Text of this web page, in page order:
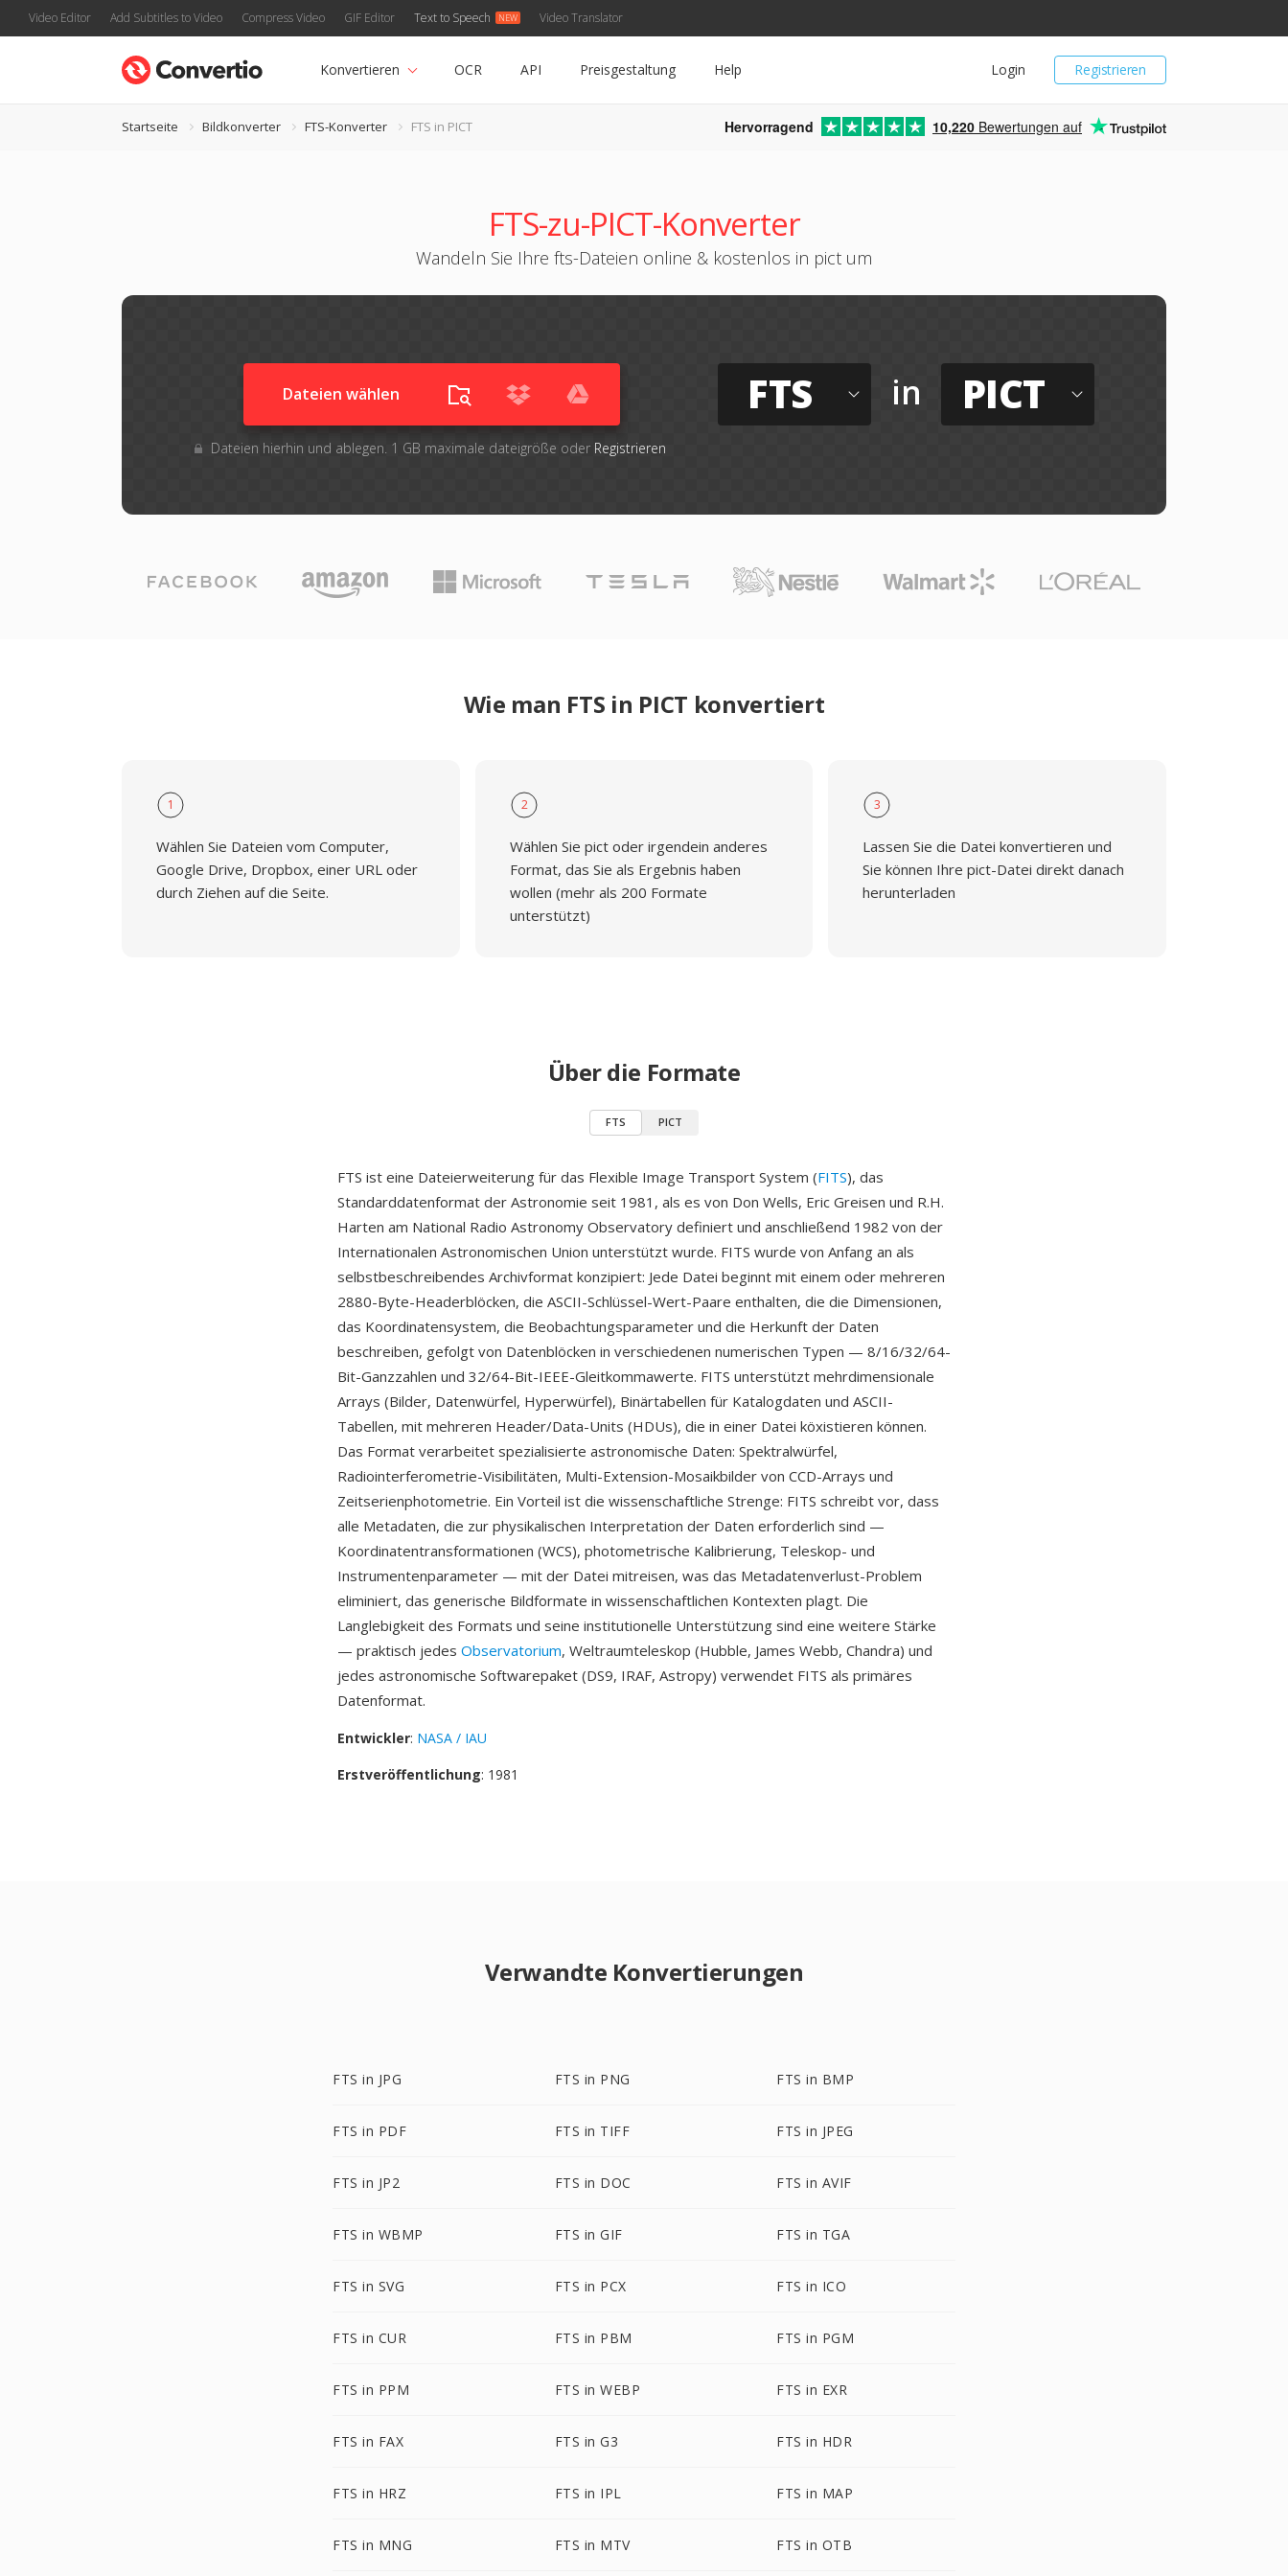
Video Editor Add Subtitles to Video Compress Video GIF Editor Text to Speech Video Translator
Registrieren
Login
Konvertieren OCR API Preisgestaltung Help
Startseite Bildkonverter FTS-Konverter FTS in PICT Hervorragend 10,220 Bewertungen auf
FTS-zu-PICT-Konverter
Wandeln Sie Ihre fts-Dateien online & kostenlos in pict um
Dateien wählen
Dateien hierhin und ablegen. 1 GB maximale dateigröße oder Registrieren
FTS in PICT
Wie man FTS in PICT konvertiert
1
Wählen Sie Dateien vom Computer,
Google Drive, Dropbox, einer URL oder
durch Ziehen auf die Seite.
2
Wählen Sie pict oder irgendein anderes
Format, das Sie als Ergebnis haben
wollen (mehr als 200 Formate
unterstützt)
3
Lassen Sie die Datei konvertieren und
Sie können Ihre pict-Datei direkt danach
herunterladen
Über die Formate
FTS PICT
FTS ist eine Dateierweiterung für das Flexible Image Transport System (FITS), das
Standarddatenformat der Astronomie seit 1981, als es von Don Wells, Eric Greisen und R.H.
Harten am National Radio Astronomy Observatory definiert und anschließend 1982 von der
Internationalen Astronomischen Union unterstützt wurde. FITS wurde von Anfang an als
selbstbeschreibendes Archivformat konzipiert: Jede Datei beginnt mit einem oder mehreren
2880-Byte-Headerblöcken, die ASCII-Schlüssel-Wert-Paare enthalten, die die Dimensionen,
das Koordinatensystem, die Beobachtungsparameter und die Herkunft der Daten
beschreiben, gefolgt von Datenblöcken in verschiedenen numerischen Typen — 8/16/32/64-
Bit-Ganzzahlen und 32/64-Bit-IEEE-Gleitkommawerte. FITS unterstützt mehrdimensionale
Arrays (Bilder, Datenwürfel, Hyperwürfel), Binärtabellen für Katalogdaten und ASCII-
Tabellen, mit mehreren Header/Data-Units (HDUs), die in einer Datei köxistieren können.
Das Format verarbeitet spezialisierte astronomische Daten: Spektralwürfel,
Radiointerferometrie-Visibilitäten, Multi-Extension-Mosaikbilder von CCD-Arrays und
Zeitserienphotometrie. Ein Vorteil ist die wissenschaftliche Strenge: FITS schreibt vor, dass
alle Metadaten, die zur physikalischen Interpretation der Daten erforderlich sind —
Koordinatentransformationen (WCS), photometrische Kalibrierung, Teleskop- und
Instrumentenparameter — mit der Datei mitreisen, was das Metadatenverlust-Problem
eliminiert, das generische Bildformate in wissenschaftlichen Kontexten plagt. Die
Langlebigkeit des Formats und seine institutionelle Unterstützung sind eine weitere Stärke
— praktisch jedes Observatorium, Weltraumteleskop (Hubble, James Webb, Chandra) und
jedes astronomische Softwarepaket (DS9, IRAF, Astropy) verwendet FITS als primäres
Datenformat.
Entwickler: NASA / IAU
Erstveröffentlichung: 1981
Verwandte Konvertierungen
FTS in JPG FTS in PNG FTS in BMP
FTS in PDF FTS in TIFF FTS in JPEG
FTS in JP2 FTS in DOC FTS in AVIF
FTS in WBMP FTS in GIF FTS in TGA
FTS in SVG FTS in PCX FTS in ICO
FTS in CUR FTS in PBM FTS in PGM
FTS in PPM FTS in WEBP FTS in EXR
FTS in FAX FTS in G3 FTS in HDR
FTS in HRZ FTS in IPL FTS in MAP
FTS in MNG FTS in MTV FTS in OTB